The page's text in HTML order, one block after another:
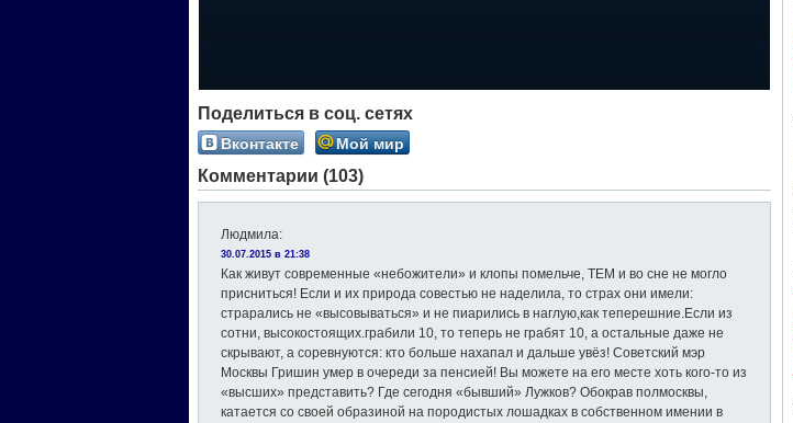
Поделиться в соц. сетях
Вконтакте Мой мир
Комментарии (103)
Людмила:
30.07.2015 в 21:38
Как живут современные «небожители» и клопы помельче, ТЕМ и во сне не могло
присниться! Если и их природа совестью не наделила, то страх они имели:
страрались не «высовываться» и не пиарились в наглую,как теперешние.Если из
сотни, высокостоящих.грабили 10, то теперь не грабят 10, а остальные даже не
скрывают, а соревнуются: кто больше нахапал и дальше увёз! Советский мэр
Москвы Гришин умер в очереди за пенсией! Вы можете на его месте хоть кого-то из
«высших» представить? Где сегодня «бывший» Лужков? Обокрав полмосквы,
катается со своей образиной на породистых лошадках в собственном имении в